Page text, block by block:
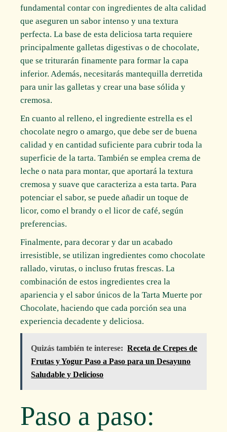
fundamental contar con ingredientes de alta calidad
que aseguren un sabor intenso y una textura
perfecta. La base de esta deliciosa tarta requiere
principalmente galletas digestivas o de chocolate,
que se triturarán finamente para formar la capa
inferior. Además, necesitarás mantequilla derretida
para unir las galletas y crear una base sólida y
cremosa.
En cuanto al relleno, el ingrediente estrella es el
chocolate negro o amargo, que debe ser de buena
calidad y en cantidad suficiente para cubrir toda la
superficie de la tarta. También se emplea crema de
leche o nata para montar, que aportará la textura
cremosa y suave que caracteriza a esta tarta. Para
potenciar el sabor, se puede añadir un toque de
licor, como el brandy o el licor de café, según
preferencias.
Finalmente, para decorar y dar un acabado
irresistible, se utilizan ingredientes como chocolate
rallado, virutas, o incluso frutas frescas. La
combinación de estos ingredientes crea la
apariencia y el sabor únicos de la Tarta Muerte por
Chocolate, haciendo que cada porción sea una
experiencia decadente y deliciosa.
Quizás también te interese: Receta de Crepes de
Frutas y Yogur Paso a Paso para un Desayuno
Saludable y Delicioso
Paso a paso: